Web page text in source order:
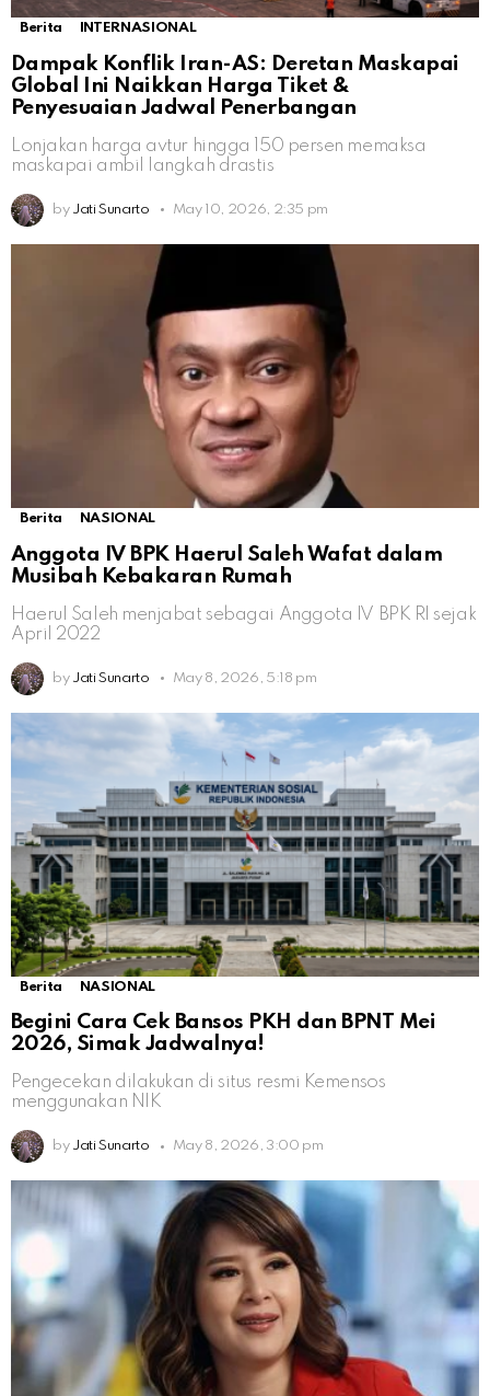
Berita INTERNASIONAL
Dampak Konflik Iran-AS: Deretan Maskapai
Global Ini Naikkan Harga Tiket &
Penyesuaian Jadwal Penerbangan
Lonjakan harga avtur hingga 150 persen memaksa
maskapai ambil langkah drastis
by Jati Sunarto May 10, 2026, 2:35 pm
Berita NASIONAL
Anggota IV BPK Haerul Saleh Wafat dalam
Musibah Kebakaran Rumah
Haerul Saleh menjabat sebagai Anggota IV BPK RI sejak
April 2022
by Jati Sunarto May 8, 2026, 5:18 pm
Berita NASIONAL
Begini Cara Cek Bansos PKH dan BPNT Mei
2026, Simak Jadwalnya!
Pengecekan dilakukan di situs resmi Kemensos
menggunakan NIK
by Jati Sunarto May 8, 2026, 3:00 pm